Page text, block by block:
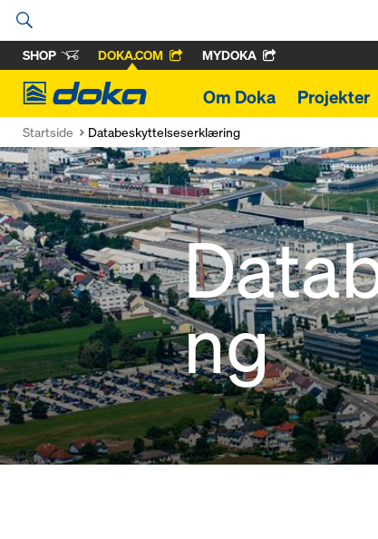
SHOP DOKA.COM MYDOKA
Doka
Om Doka Projekter
Startside Databeskyttelseserklæring
ng